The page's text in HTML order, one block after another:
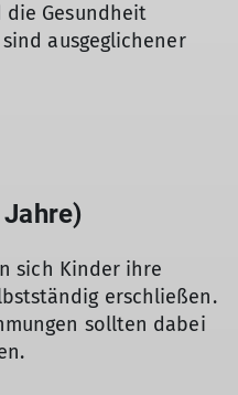
die Gesundheit
ausgeglichener
sich Kinder ihre
erschließen.
sollten dabei